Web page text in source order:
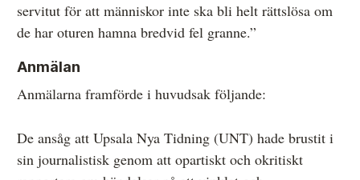
servitut för att människor inte ska bli helt rättslösa om
de har oturen hamna bredvid fel granne.”
Anmälan
Anmälarna framförde i huvudsak följande:
De ansåg att Upsala Nya Tidning (UNT) hade brustit i
sin journalistisk genom att opartiskt och okritiskt